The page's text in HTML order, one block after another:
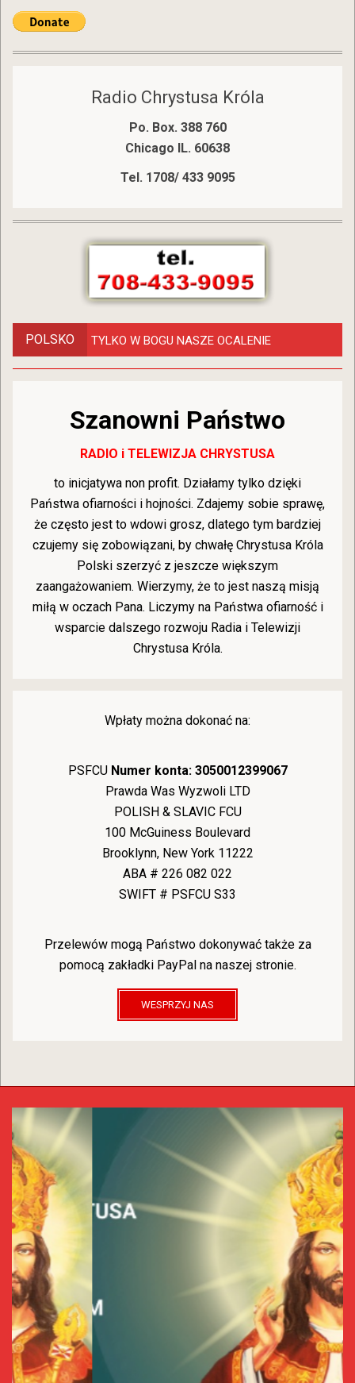
Radio Chrystusa Króla
Po. Box. 388 760
Chicago IL. 60638
Tel. 1708/ 433 9095
POLSKO TYLKO W BOGU NASZE OCALENIE
Szanowni Państwo
RADIO i TELEWIZJA CHRYSTUSA
to inicjatywa non profit. Działamy tylko dzięki
Państwa ofiarności i hojności. Zdajemy sobie sprawę,
że często jest to wdowi grosz, dlatego tym bardziej
czujemy się zobowiązani, by chwałę Chrystusa Króla
Polski szerzyć z jeszcze większym
zaangażowaniem. Wierzymy, że to jest naszą misją
miłą w oczach Pana. Liczymy na Państwa ofiarność i
wsparcie dalszego rozwoju Radia i Telewizji
Chrystusa Króla.
Wpłaty można dokonać na:
PSFCU Numer konta: 3050012399067
Prawda Was Wyzwoli LTD
POLISH & SLAVIC FCU
100 McGuiness Boulevard
Brooklynn, New York 11222
ABA # 226 082 022
SWIFT # PSFCU S33
Przelewów mogą Państwo dokonywać także za
pomocą zakładki PayPal na naszej stronie.
WESPRZYJ NAS